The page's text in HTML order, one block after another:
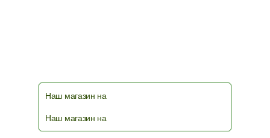
Наш магазин на
Наш магазин на